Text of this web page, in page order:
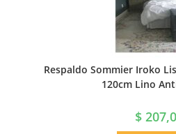
Respaldo Sommier Iroko
120cm Lino
$